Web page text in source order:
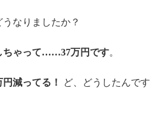
なりましたか？
ちゃって……37万円です。
減ってる！
ど、どうしたんです